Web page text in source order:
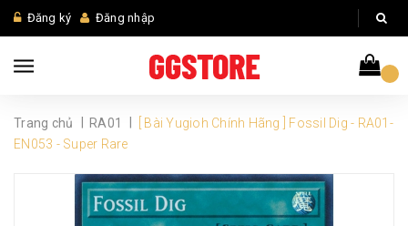
Đăng ký Đăng nhập
Trang chủ RA01
[ Bài Yugioh Chính Hãng ] Fossil Dig - RA01-
EN053 - Super Rare